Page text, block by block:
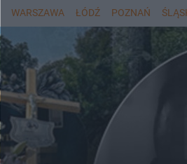
WARSZAWA ŁÓDŹ POZNAŃ